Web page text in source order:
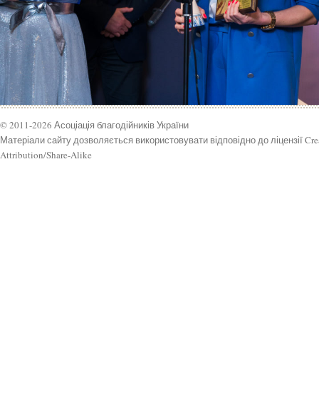
© 2011-2026 Асоціація благодійників України
Матеріали сайту дозволяється використовувати відповідно до ліцензії
Attribution/Share-Alike